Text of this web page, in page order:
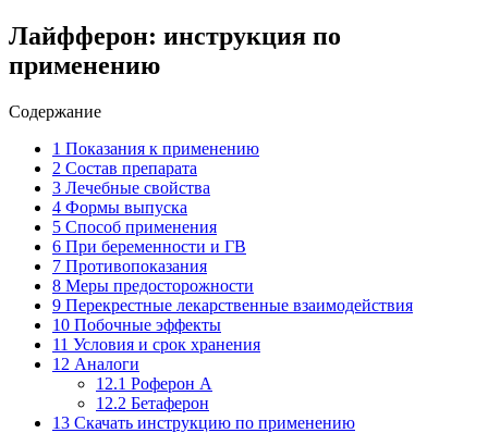
Лайфферон: инструкция по
применению
Содержание
1 Показания к применению
2 Состав препарата
3 Лечебные свойства
4 Формы выпуска
5 Способ применения
6 При беременности и ГВ
7 Противопоказания
8 Меры предосторожности
9 Перекрестные лекарственные взаимодействия
10 Побочные эффекты
11 Условия и срок хранения
12 Аналоги
12.1 Роферон А
12.2 Бетаферон
13 Скачать инструкцию по применению